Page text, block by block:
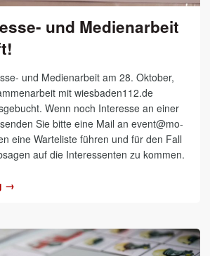
und Medienarbeit
und Medienarbeit am 28. Oktober,
mit wiesbaden112.de
Wenn noch Interesse an einer
Sie bitte eine Mail an event@mo-
eine Warteliste führen und für den Fall
auf die Interessenten zu kommen.
→